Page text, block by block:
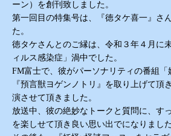
ーン）を創刊致しました。
第一回目の特集号は、
『徳タケ喜一』 さ
た。
徳タケさんとのご縁は、令和３年４月に
ィルス感染症」渦中でした。
FM富士で、彼がパーソナリティの番組
『預言獣ヨゲンノトリ 』 を取り上げて頂
演させて頂きました。
放送中、彼の絶妙なトークと質問に、す
を楽しせて頂き良い思い出でになりました